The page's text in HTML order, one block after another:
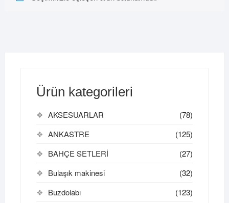
Ürün kategorileri
AKSESUARLAR
(78)
ANKASTRE
(125)
BAHÇE SETLERİ
(27)
Bulaşık makinesi
(32)
Buzdolabı
(123)